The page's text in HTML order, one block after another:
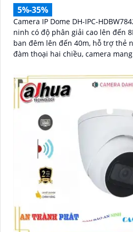
5%-35%
Camera IP Dome DH-IPC-
ninh có độ phân giải cao lên đến
ban đêm lên đến 40m, hỗ trợ thẻ
đàm thoại hai chiều, camera
nhận diện khuôn mặt và đếm
quả quản lý và an ninh cho mọi